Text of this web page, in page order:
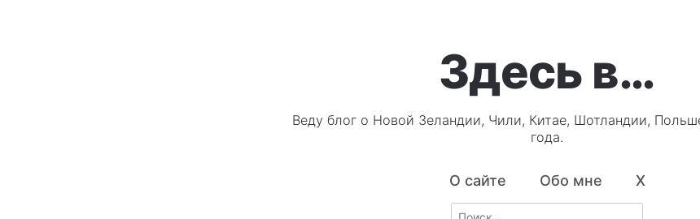
Здесь в…
Веду блог о Новой Зеландии, Чили, Китае, Шотландии,
года.
О сайте Обо мне X
Search